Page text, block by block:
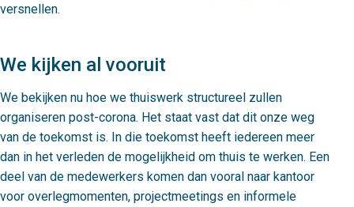
versnellen.
We kijken al vooruit
We bekijken nu hoe we thuiswerk structureel zullen
organiseren post-corona. Het staat vast dat dit onze weg
van de toekomst is. In die toekomst heeft iedereen meer
dan in het verleden de mogelijkheid om thuis te werken. Een
deel van de medewerkers komen dan vooral naar kantoor
voor overlegmomenten, projectmeetings en informele